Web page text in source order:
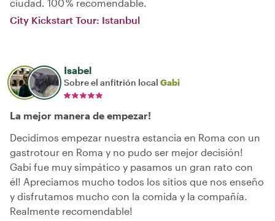
ciudad. 100 % recomendable.
City Kickstart Tour: Istanbul
Isabel
Sobre el anfitrión local Gabi
La mejor manera de empezar!
Decidimos empezar nuestra estancia en Roma con un
gastrotour en Roma y no pudo ser mejor decisión!
Gabi fue muy simpático y pasamos un gran rato con
él! Apreciamos mucho todos los sitios que nos enseño
y disfrutamos mucho con la comida y la compañía.
Realmente recomendable!